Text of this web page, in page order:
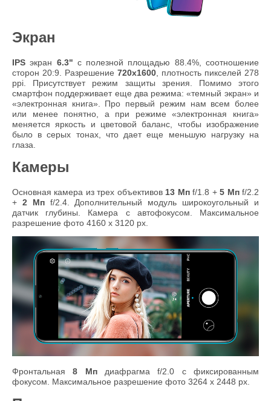
Экран
IPS экран 6.3" с полезной площадью 88.4%, соотношение
сторон 20:9. Разрешение 720x1600 , плотность пикселей 278
ppi. Присутствует режим защиты зрения. Помимо этого
смартфон поддерживает еще два режима: «темный экран» и
«электронная книга». Про первый режим нам всем более
или менее понятно, а при режиме «электронная книга»
меняется яркость и цветовой баланс, чтобы изображение
было в серых тонах, что дает еще меньшую нагрузку на
глаза.
Камеры
Основная камера из трех объективов 13 Мпf/1.8 +5 Мпf/2.2
+ 2 Мпf/2.4. Дополнительный модуль широкоугольный и
датчик глубины. Камера с автофокусом. Максимальное
разрешение фото 4160 x 3120 px.
Фронтальная8 Мпдиафрагма f/2.0 с фиксированным
фокусом. Максимальное разрешение фото 3264 x 2448 px.